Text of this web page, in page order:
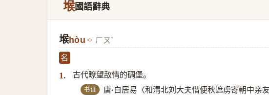
堠國語辭典
堠hòu ㄏㄡˋ
名
1. 古代瞭望敌情的碉堡。
书证 唐·白居易〈和渭北刘大夫借便秋遮虏寄朝中亲友